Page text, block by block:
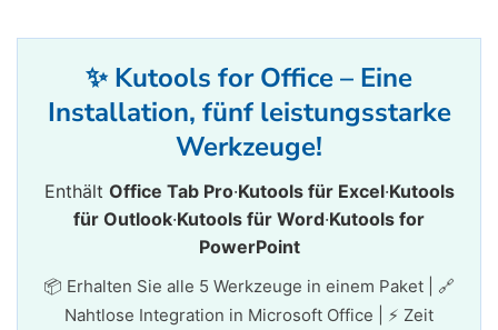
✨ Kutools for Office – Eine
Installation, fünf leistungsstarke
Werkzeuge!
Enthält Office Tab Pro·Kutools für Excel·Kutools
für Outlook·Kutools für Word·Kutools for
PowerPoint
📦 Erhalten Sie alle 5 Werkzeuge in einem Paket | 🔗
Nahtlose Integration in Microsoft Office | ⚡ Zeit